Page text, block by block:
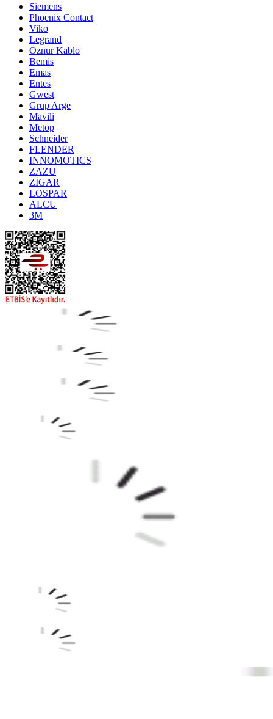
Siemens
Phoenix Contact
Viko
Legrand
Öznur Kablo
Bemis
Emas
Entes
Gwest
Grup Arge
Mavili
Metop
Schneider
FLENDER
INNOMOTICS
ZAZU
ZİGAR
LOSPAR
ALCU
3M